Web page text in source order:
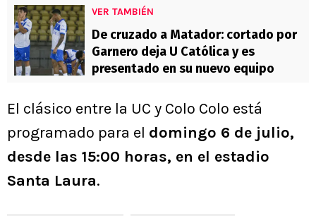
VER TAMBIÉN
De cruzado a Matador: cortado por
Garnero deja U Católica y es
presentado en su nuevo equipo
El clásico entre la UC y Colo Colo está
programado para el domingo 6 de julio,
desde las 15:00 horas, en el estadio
Santa Laura.